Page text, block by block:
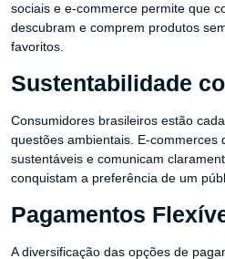
sociais e e-commerce permite que
descubram e comprem produtos
favoritos.
Sustentabilidade
Consumidores brasileiros estão
questões ambientais. E-commerces
sustentáveis e comunicam
conquistam a preferência de um
Pagamentos
A diversificação das opções de